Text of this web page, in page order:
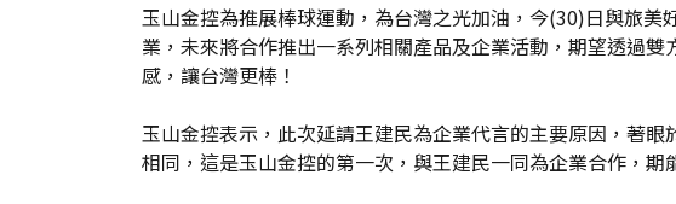
玉山金控為推展棒球運動，為台灣之光加油，今(30)日與旅
業，未來將合作推出一系列相關產品及企業活動，期望透過
感，讓台灣更棒！
玉山金控表示，此次延請王建民為企業代言的主要原因，著
相同，這是玉山金控的第一次，與王建民一同為企業合作，期